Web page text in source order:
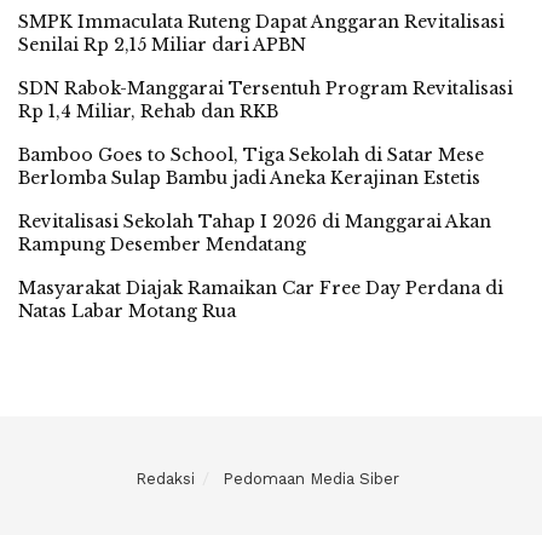
SMPK Immaculata Ruteng Dapat Anggaran Revitalisasi
Senilai Rp 2,15 Miliar dari APBN
SDN Rabok-Manggarai Tersentuh Program Revitalisasi
Rp 1,4 Miliar, Rehab dan RKB
Bamboo Goes to School, Tiga Sekolah di Satar Mese
Berlomba Sulap Bambu jadi Aneka Kerajinan Estetis
Revitalisasi Sekolah Tahap I 2026 di Manggarai Akan
Rampung Desember Mendatang
Masyarakat Diajak Ramaikan Car Free Day Perdana di
Natas Labar Motang Rua
Redaksi Pedomaan Media Siber